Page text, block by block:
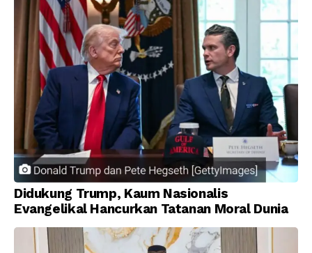
Didukung Trump, Kaum Nasionalis
Evangelikal Hancurkan Tatanan Moral Dunia